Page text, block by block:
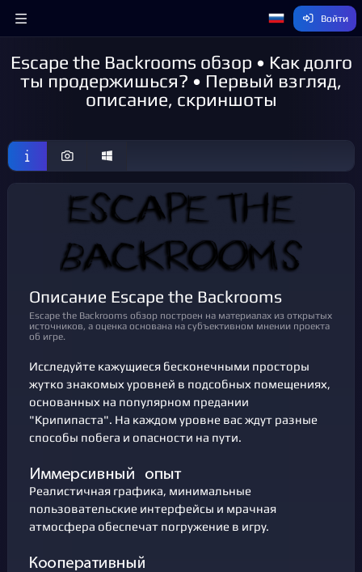
Войти
Escape the Backrooms обзор • Как долго
ты продержишься? • Первый взгляд,
описание, скриншоты
Описание Escape the Backrooms
Escape the Backrooms обзор построен на материалах из открытых
источников, а оценка основана на субъективном мнении проекта
об игре.
Исследуйте кажущиеся бесконечными просторы
жутко знакомых уровней в подсобных помещениях,
основанных на популярном предании
"Крипипаста". На каждом уровне вас ждут разные
способы побега и опасности на пути.
Реалистичная графика, минимальные
пользовательские интерфейсы и мрачная
атмосфера обеспечат погружение в игру.